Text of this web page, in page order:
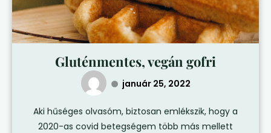
Gluténmentes, vegán gofri
január 25, 2022
Aki hűséges olvasóm, biztosan emlékszik, hogy a
2020-as covid betegségem több más mellett